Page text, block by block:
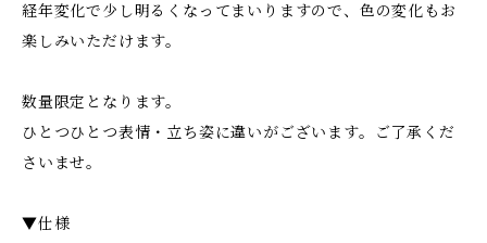
経年変化で少し明るくなってまいりますので、色の変化もお
楽しみいただけます。
数量限定となります。
ひとつひとつ表情・立ち姿に違いがございます。ご了承くだ
さいませ。
▼仕様